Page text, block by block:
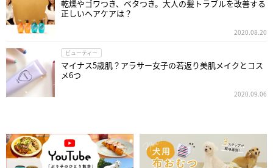
乾燥やゴワつき、ベタつき。大人の髪トラブルを改善する
正しいヘアケアは？
2020.08.20
ビューティー
マイナス5歳肌？アラサー女子の若返り美肌メイクとコス
メ6つ
2020.09.06